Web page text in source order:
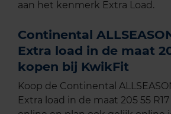
aan het kenmerk Extra Load.
Continental
Extra load in de maat
kopen bij KwikFit
Koop de Continental
Extra load in de maat 205 55